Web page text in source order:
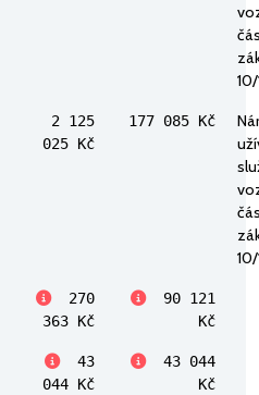
2 125
025 Kč
177 085 Kč
270
363 Kč
90 121
Kč
43
044 Kč
43 044
Kč